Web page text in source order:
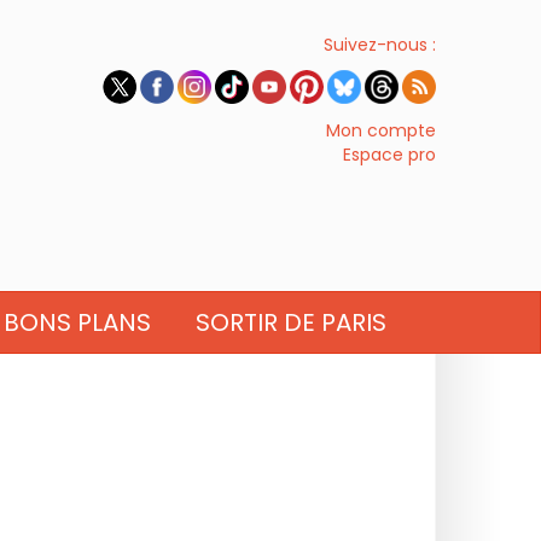
Suivez-nous :
Mon compte
Espace pro
BONS PLANS SORTIR DE PARIS